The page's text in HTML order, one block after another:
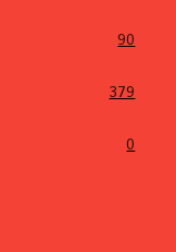
90
379
0